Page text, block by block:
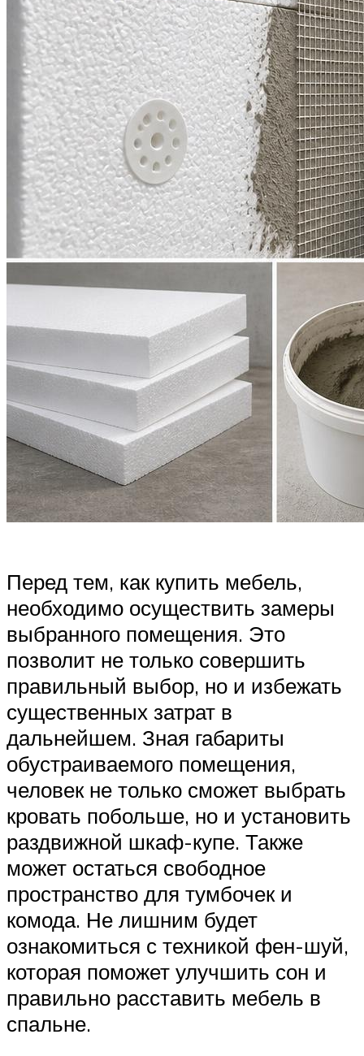
Перед тем, как купить мебель,
необходимо осуществить замеры
выбранного помещения. Это
позволит не только совершить
правильный выбор, но и избежать
существенных затрат в
дальнейшем. Зная габариты
обустраиваемого помещения,
человек не только сможет выбрать
кровать побольше, но и установить
раздвижной шкаф-купе. Также
может остаться свободное
пространство для тумбочек и
комода. Не лишним будет
ознакомиться с техникой фен-шуй,
которая поможет улучшить сон и
правильно расставить мебель в
спальне.